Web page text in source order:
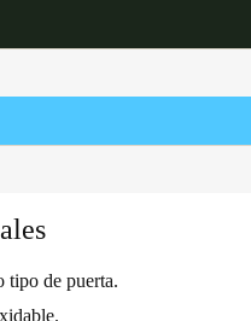
idioma
America
tipo de puerta.